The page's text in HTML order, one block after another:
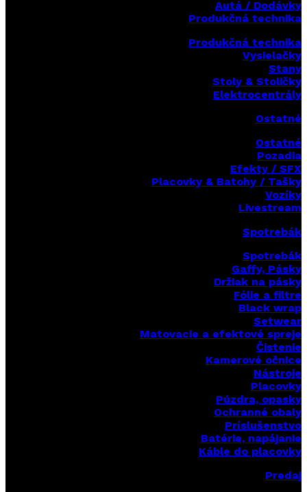
Autá / Dodávky
Produkčná technika
Produkčná technika
Vysielačky
Stany
Stoly & Stoličky
Elektrocentrály
Ostatné
Ostatné
Pozadia
Efekty / SFX
Placovky & Batohy / Tašky
Vozíky
Livestream
Spotrebák
Spotrebák
Gaffy, Pásky
Držiak na pásky
Fólie a filtre
Black wrap
Setwear
Matovacie a efektové spreje
Čistenie
Kamerové očnice
Nástroje
Placovky
Púzdra, opasky
Ochranné obaly
Príslušenstvo
Batérie, napájanie
Káble do placovky
Predaj